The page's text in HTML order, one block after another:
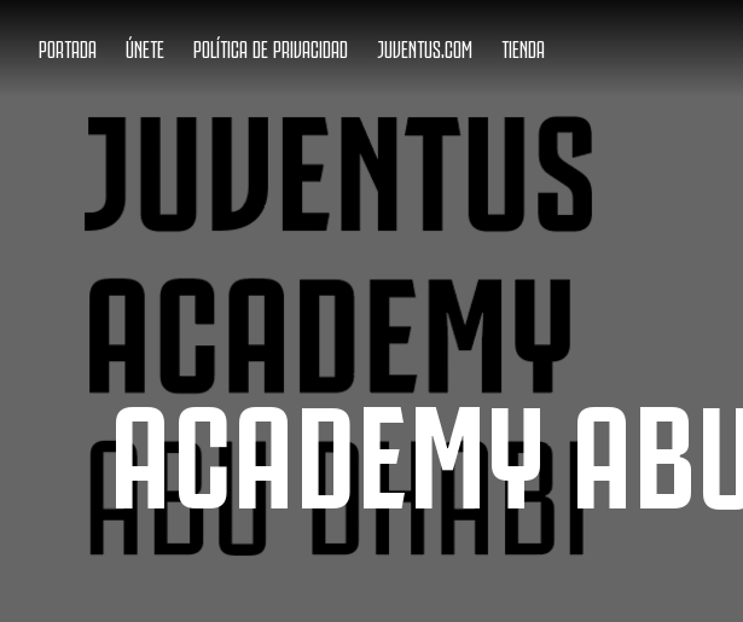
PORTADA ÚNETE POLÍTICA DE PRIVACIDAD JUVENTUS.COM TIENDA
ACADEMY